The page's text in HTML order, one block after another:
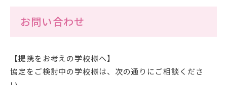
お問い合わせ
【提携をお考えの学校様へ】
協定をご検討中の学校様は、次の通りにご相談くださ